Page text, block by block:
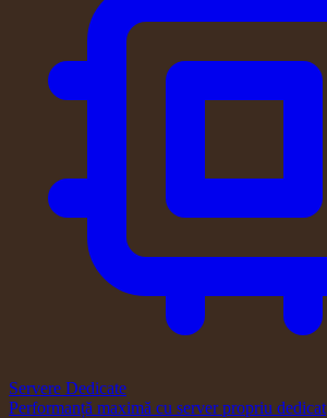
Servere Dedicate
Performanță maximă cu server propriu dedicat